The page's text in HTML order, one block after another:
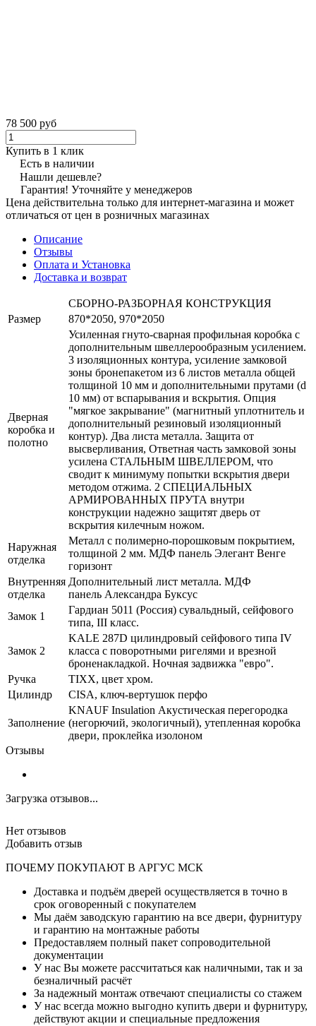
78 500 руб
Купить в 1 клик
Есть в наличии
Нашли дешевле?
Гарантия! Уточняйте у менеджеров
Цена действительна только для интернет-магазина и может
отличаться от цен в розничных магазинах
Описание
Отзывы
Оплата и Установка
Доставка и возврат
СБОРНО-РАЗБОРНАЯ КОНСТРУКЦИЯ
Размер
870*2050, 970*2050
Дверная
коробка и
полотно
Усиленная гнуто-сварная профильная коробка с
дополнительным швеллерообразным усилением.
3 изоляционных контура, усиление замковой
зоны бронепакетом из 6 листов металла общей
толщиной 10 мм и дополнительными прутами (d
10 мм) от вспарывания и вскрытия. Опция
"мягкое закрывание" (магнитный уплотнитель и
дополнительный резиновый изоляционный
контур). Два листа металла. Защита от
высверливания, Ответная часть замковой зоны
усилена СТАЛЬНЫМ ШВЕЛЛЕРОМ, что
сводит к минимуму попытки вскрытия двери
методом отжима. 2 СПЕЦИАЛЬНЫХ
АРМИРОВАННЫХ ПРУТА внутри
конструкции надежно защитят дверь от
вскрытия килечным ножом.
Наружная
отделка
Металл с полимерно-порошковым покрытием,
толщиной 2 мм. МДФ панель Элегант Венге
горизонт
Внутренняя
отделка
Дополнительный лист металла. МДФ
панель Александра Буксус
Замок 1
Гардиан 5011 (Россия) сувальдный, сейфового
типа, III класс.
Замок 2
KALE 287D цилиндровый сейфового типа IV
класса с поворотными ригелями и врезной
броненакладкой. Ночная задвижка "евро".
Ручка
TIXX, цвет хром.
Цилиндр
CISA, ключ-вертушок перфо
Заполнение
KNAUF Insulation Акустическая перегородка
(негорючий, экологичный), утепленная коробка
двери, проклейка изолоном
Отзывы
Загрузка отзывов...
Нет отзывов
Добавить отзыв
ПОЧЕМУ ПОКУПАЮТ В АРГУС МСК
Доставка и подъём дверей осуществляется в точно в
срок оговоренный с покупателем
Мы даём заводскую гарантию на все двери, фурнитуру
и гарантию на монтажные работы
Предоставляем полный пакет сопроводительной
документации
У нас Вы можете рассчитаться как наличными, так и за
безналичный расчёт
За надежный монтаж отвечают специалисты со стажем
У нас всегда можно выгодно купить двери и фурнитуру,
действуют акции и специальные предложения